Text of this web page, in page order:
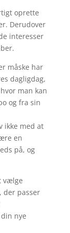
oprette
Derudover
interesser
måske har
dagligdag,
man kan
og fra sin
ikke med at
en
på, og
vælge
der passer
nye